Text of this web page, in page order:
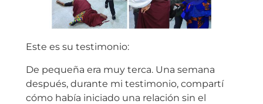
Este es su testimonio:
De pequeña era muy terca. Una semana
después, durante mi testimonio, compartí
cómo había iniciado una relación sin el